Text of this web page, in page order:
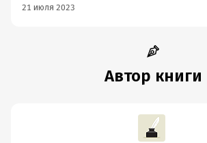
21 июля 2023
Автор книги